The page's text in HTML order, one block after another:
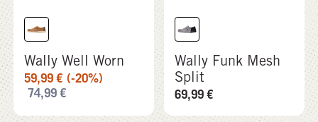
Wally Well Worn
59,99€ (-20%)
74,99€
Wally Funk Mesh
Split
69,99€